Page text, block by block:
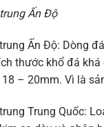
Ấn Độ
Ấn Độ: Dòng
thước khổ đá
18 – 20mm. Vì là
Trung Quốc: